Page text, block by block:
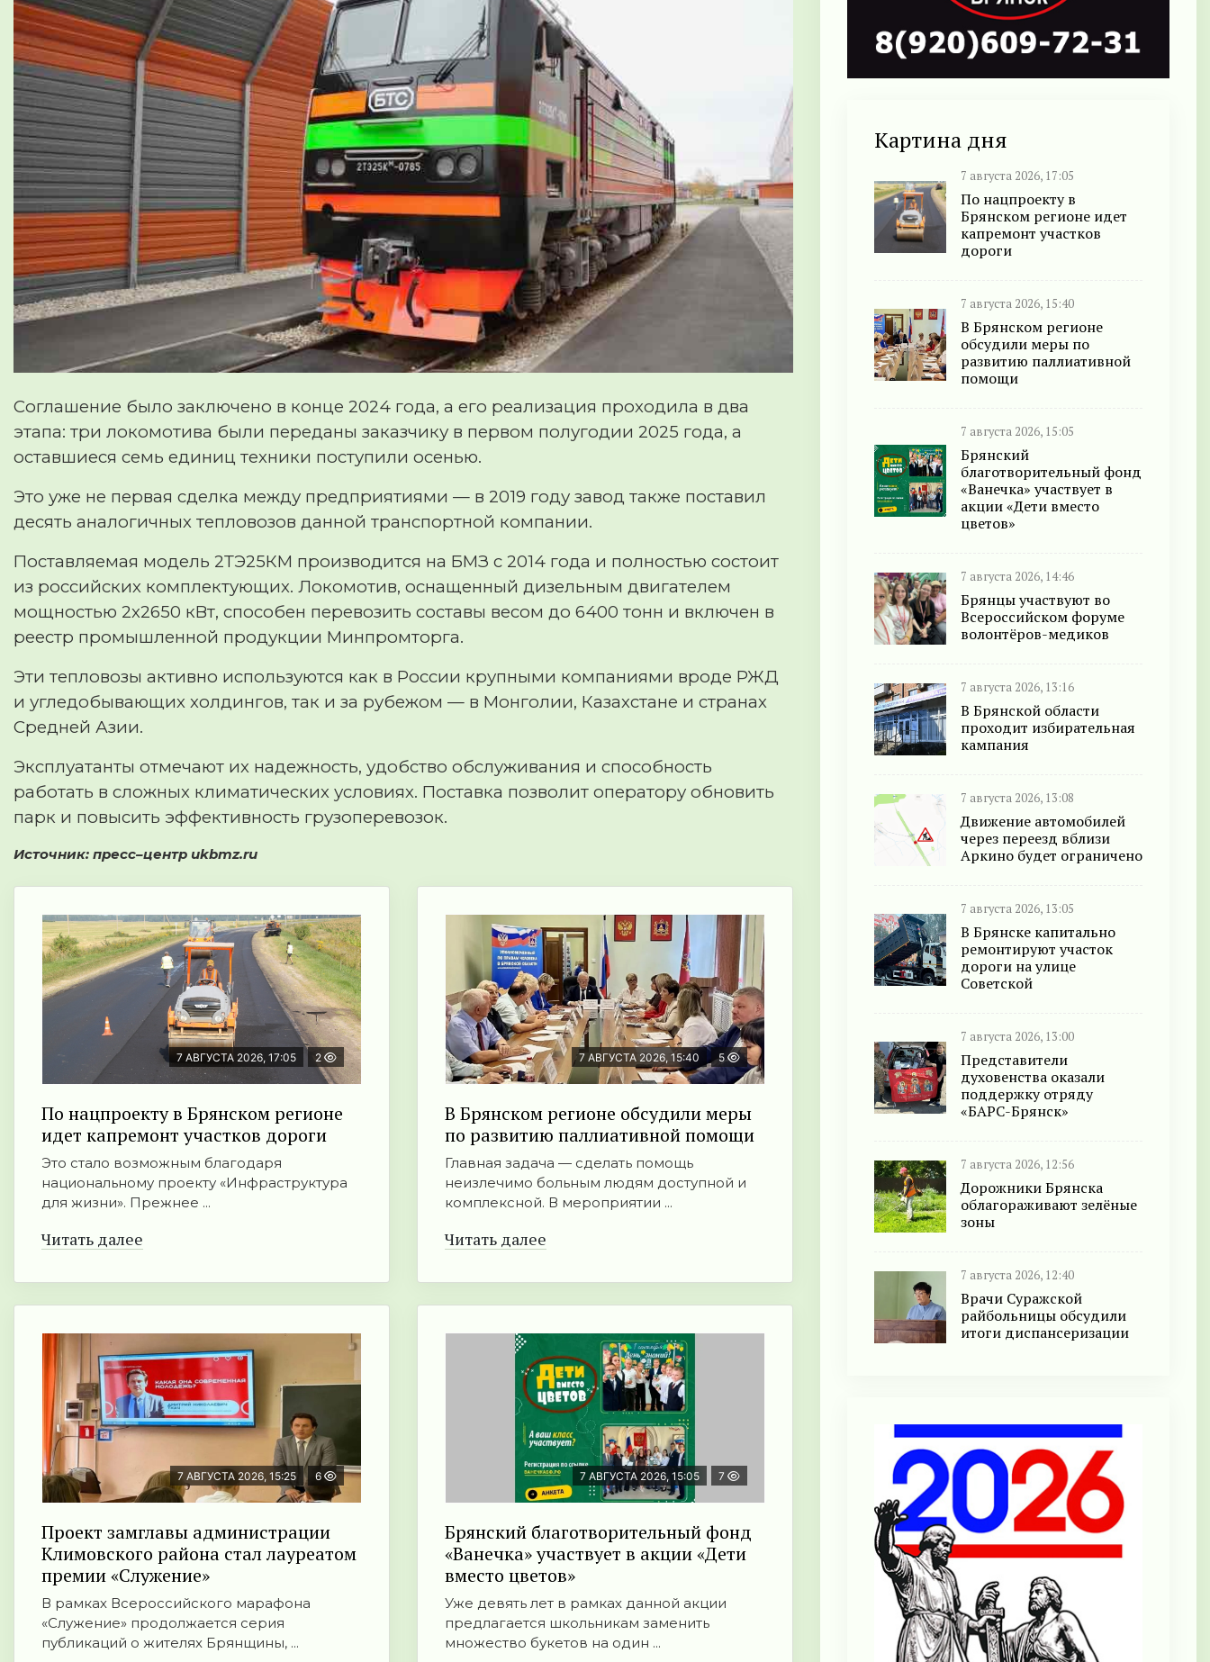
Соглашение было заключено в конце 2024 года, а его реализация проходила в два
этапа: три локомотива были переданы заказчику в первом полугодии 2025 года, а
оставшиеся семь единиц техники поступили осенью.
Это уже не первая сделка между предприятиями — в 2019 году завод также поставил
десять аналогичных тепловозов данной транспортной компании.
Поставляемая модель 2ТЭ25КМ производится на БМЗ с 2014 года и полностью состоит
из российских комплектующих. Локомотив, оснащенный дизельным двигателем
мощностью 2х2650 кВт, способен перевозить составы весом до 6400 тонн и включен в
реестр промышленной продукции Минпромторга.
Эти тепловозы активно используются как в России крупными компаниями вроде РЖД
и угледобывающих холдингов, так и за рубежом — в Монголии, Казахстане и странах
Средней Азии.
Эксплуатанты отмечают их надежность, удобство обслуживания и способность
работать в сложных климатических условиях. Поставка позволит оператору обновить
парк и повысить эффективность грузоперевозок.
Источник: пресс–центр ukbmz.ru
7 АВГУСТА 2026, 17:05 2
По нацпроекту в Брянском регионе
идет капремонт участков дороги
Это стало возможным благодаря
национальному проекту «Инфраструктура
для жизни». Прежнее ...
Читать далее
7 АВГУСТА 2026, 15:40 5
В Брянском регионе обсудили меры
по развитию паллиативной помощи
Главная задача — сделать помощь
неизлечимо больным людям доступной и
комплексной. В мероприятии ...
Читать далее
7 АВГУСТА 2026, 15:25 6
Проект замглавы администрации
Климовского района стал лауреатом
премии «Служение»
В рамках Всероссийского марафона
«Служение» продолжается серия
публикаций о жителях Брянщины, ...
7 АВГУСТА 2026, 15:05 7
Брянский благотворительный фонд
«Ванечка» участвует в акции «Дети
вместо цветов»
Уже девять лет в рамках данной акции
предлагается школьникам заменить
множество букетов на один ...
Картина дня
7 августа 2026, 17:05
По нацпроекту в
Брянском регионе идет
капремонт участков
дороги
7 августа 2026, 15:40
В Брянском регионе
обсудили меры по
развитию паллиативной
помощи
7 августа 2026, 15:05
Брянский
благотворительный фонд
«Ванечка» участвует в
акции «Дети вместо
цветов»
7 августа 2026, 14:46
Брянцы участвуют во
Всероссийском форуме
волонтёров-медиков
7 августа 2026, 13:16
В Брянской области
проходит избирательная
кампания
7 августа 2026, 13:08
Движение автомобилей
через переезд вблизи
Аркино будет ограничено
7 августа 2026, 13:05
В Брянске капитально
ремонтируют участок
дороги на улице
Советской
7 августа 2026, 13:00
Представители
духовенства оказали
поддержку отряду
«БАРС-Брянск»
7 августа 2026, 12:56
Дорожники Брянска
облагораживают зелёные
зоны
7 августа 2026, 12:40
Врачи Суражской
райбольницы обсудили
итоги диспансеризации